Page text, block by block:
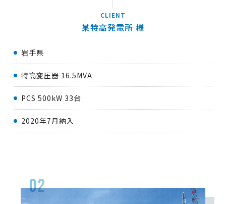
某特高発電所
岩手県
特高変圧器 16.5MVA
PCS 500kW 33台
2020年7月納入
02